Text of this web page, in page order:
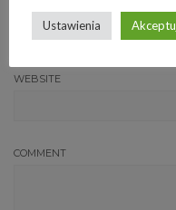
WEBSITE
COMMENT
Ustawienia